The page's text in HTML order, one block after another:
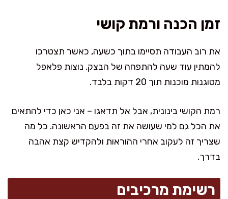
זמן הכנה ורמת קושי
את רוב העבודה תסיימו בתוך כשעה, כאשר תצטרכו
להמתין עוד שעה להתפחה של הבצק. נוצות פלאפל
מטוגנות מוכנות תוך 20 דקות בלבד.
רמת הקושי בינונית, אבל אל תדאגו – אני כאן כדי להתאים
את הכל גם למי שעושה את זה בפעם הראשונה. כל מה
שצריך זה לעקוב אחרי ההוראות ולהקדיש קצת אהבה
בדרך.
רשימת מרכיבים